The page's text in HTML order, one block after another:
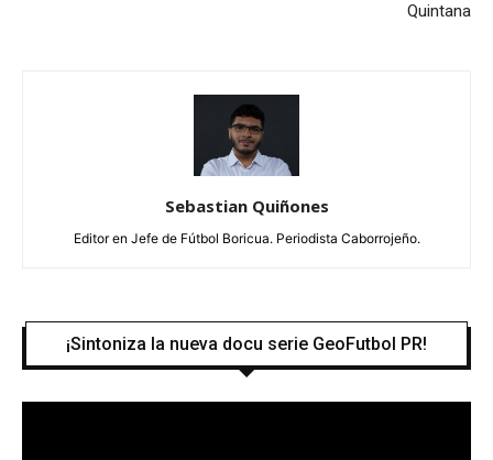
Quintana
Sebastian Quiñones
Editor en Jefe de Fútbol Boricua. Periodista Caborrojeño.
¡Sintoniza la nueva docu serie GeoFutbol PR!